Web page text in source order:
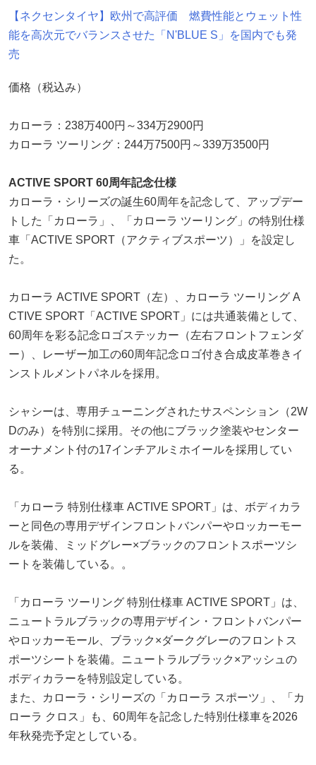
【ネクセンタイヤ】欧州で高評価 燃費性能とウェット性
能を高次元でバランスさせた「N'BLUE S」を国内でも発
売
価格（税込み）
カローラ：238万400円～334万2900円
カローラ ツーリング：244万7500円～339万3500円
ACTIVE SPORT 60周年記念仕様
カローラ・シリーズの誕生60周年を記念して、アップデー
トした「カローラ」、「カローラ ツーリング」の特別仕様
車「ACTIVE SPORT（アクティブスポーツ）」を設定し
た。
カローラ ACTIVE SPORT（左）、カローラ ツーリング A
CTIVE SPORT「ACTIVE SPORT」には共通装備として、
60周年を彩る記念ロゴステッカー（左右フロントフェンダ
ー）、レーザー加工の60周年記念ロゴ付き合成皮革巻きイ
ンストルメントパネルを採用。
シャシーは、専用チューニングされたサスペンション（2W
Dのみ）を特別に採用。その他にブラック塗装やセンター
オーナメント付の17インチアルミホイールを採用してい
る。
「カローラ 特別仕様車 ACTIVE SPORT」は、ボディカラ
ーと同色の専用デザインフロントバンパーやロッカーモー
ルを装備、ミッドグレー×ブラックのフロントスポーツシ
ートを装備している。。
「カローラ ツーリング 特別仕様車 ACTIVE SPORT」は、
ニュートラルブラックの専用デザイン・フロントバンパー
やロッカーモール、ブラック×ダークグレーのフロントス
ポーツシートを装備。ニュートラルブラック×アッシュの
ボディカラーを特別設定している。
また、カローラ・シリーズの「カローラ スポーツ」、「カ
ローラ クロス」も、60周年を記念した特別仕様車を2026
年秋発売予定としている。